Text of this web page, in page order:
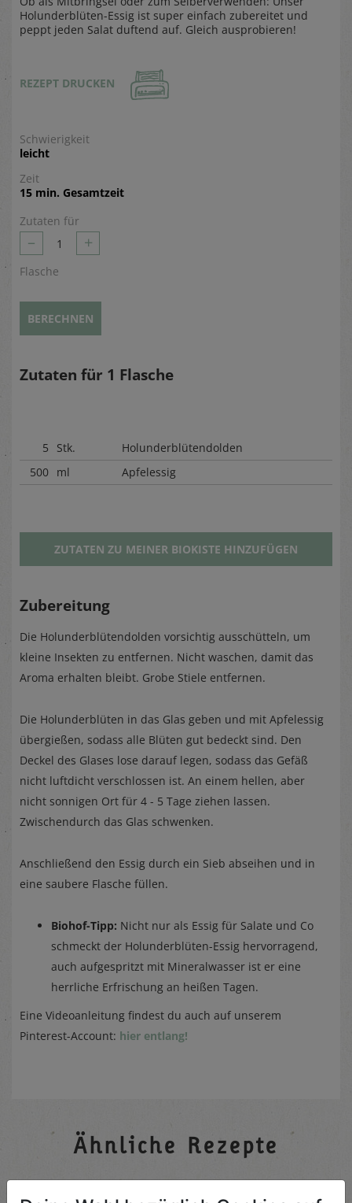
Holunderblüten-Essig ist super einfach zubereitet und
peppt jeden Salat duftend auf. Gleich ausprobieren!
REZEPT DRUCKEN
Schwierigkeit
leicht
Zeit
15 min. Gesamtzeit
Zutaten für
– 1 +
Flasche
BERECHNEN
Zutaten für 1 Flasche
5 Stk.
Holunderblütendolden
500 ml Apfelessig
ZUTATEN ZU MEINER BIOKISTE HINZUFÜGEN
Zubereitung
Die Holunderblütendolden vorsichtig ausschütteln, um
kleine Insekten zu entfernen. Nicht waschen, damit das
Aroma erhalten bleibt. Grobe Stiele entfernen.
Die Holunderblüten in das Glas geben und mit Apfelessig
übergießen, sodass alle Blüten gut bedeckt sind. Den
Deckel des Glases lose darauf legen, sodass das Gefäß
nicht luftdicht verschlossen ist. An einem hellen, aber
nicht sonnigen Ort für 4 - 5 Tage ziehen lassen.
Zwischendurch das Glas schwenken.
Anschließend den Essig durch ein Sieb abseihen und in
eine saubere Flasche füllen.
Biohof-Tipp: Nicht nur als Essig für Salate und Co
schmeckt der Holunderblüten-Essig hervorragend,
auch aufgespritzt mit Mineralwasser ist er eine
herrliche Erfrischung an heißen Tagen.
Eine Videoanleitung findest du auch auf unserem
Pinterest-Account: hier entlang!
Ähnliche Rezepte